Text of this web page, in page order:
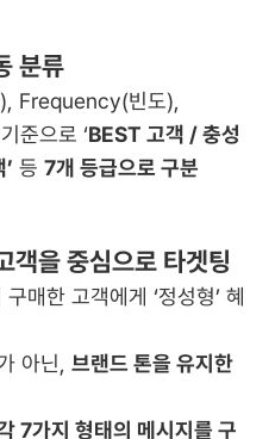
분류
Frequency(빈도),
준으로 ‘BEST 고객 / 충성
등 7개 등급으로 구분
객을 중심으로 타겟팅
매한 고객에게 ‘정성형’ 혜
아닌, 브랜드 톤을 유지한
7가지 형태의 메시지를 구